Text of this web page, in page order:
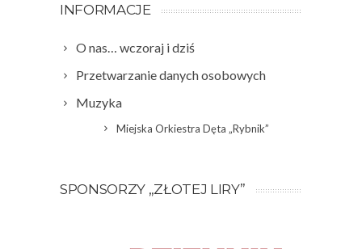
INFORMACJE
O nas… wczoraj i dziś
Przetwarzanie danych osobowych
Muzyka
Miejska Orkiestra Dęta „Rybnik”
SPONSORZY „ZŁOTEJ LIRY”